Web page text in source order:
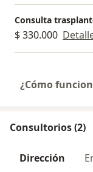
Consulta
$ 330.000
¿Cómo
Consultorios (2)
Dirección